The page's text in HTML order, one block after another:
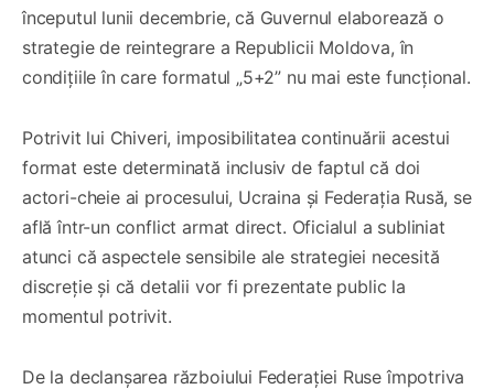
începutul lunii decembrie, că Guvernul elaborează o
strategie de reintegrare a Republicii Moldova, în
condițiile în care formatul „5+2” nu mai este funcțional.
Potrivit lui Chiveri, imposibilitatea continuării acestui
format este determinată inclusiv de faptul că doi
actori-cheie ai procesului, Ucraina și Federația Rusă, se
află într-un conflict armat direct. Oficialul a subliniat
atunci că aspectele sensibile ale strategiei necesită
discreție și că detalii vor fi prezentate public la
momentul potrivit.
De la declanșarea războiului Federației Ruse împotriva